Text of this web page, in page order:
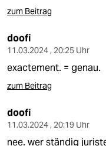
zum Beitrag
doofi
11.03.2024 , 20:25 Uhr
exactement. = genau.
zum Beitrag
doofi
11.03.2024 , 20:19 Uhr
nee. wer ständig